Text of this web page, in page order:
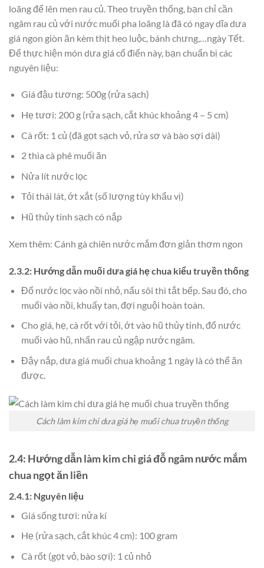
loãng để lên men rau củ. Theo truyền thống, bạn chỉ cần
ngâm rau củ với nước muối pha loãng là đã có ngay dĩa dưa
giá ngon giòn ăn kèm thịt heo luộc, bánh chưng,…ngày Tết.
Để thực hiện món dưa giá cổ điển này, bạn chuẩn bị các
nguyên liệu:
Giá đậu tương: 500g (rửa sạch)
Hẹ tươi: 200 g (rửa sạch, cắt khúc khoảng 4 – 5 cm)
Cà rốt: 1 củ (đã gọt sạch vỏ, rửa sơ và bào sợi dài)
2 thìa cà phê muối ăn
Nửa lít nước lọc
Tỏi thái lát, ớt xắt (số lượng tùy khẩu vị)
Hũ thủy tinh sạch có nắp
Xem thêm: Cánh gà chiên nước mắm đơn giản thơm ngon
2.3.2: Hướng dẫn muối dưa giá hẹ chua kiểu truyền thống
Đổ nước lọc vào nồi nhỏ, nấu sôi thì tắt bếp. Sau đó, cho
muối vào nồi, khuấy tan, đợi nguội hoàn toàn.
Cho giá, hẹ, cà rốt với tỏi, ớt vào hũ thủy tinh, đổ nước
muối vào hũ, nhấn rau củ ngập nước ngâm.
Đậy nắp, dưa giá muối chua khoảng 1 ngày là có thể ăn
được.
Cách làm kim chi dưa giá hẹ muối chua truyền thống
2.4: Hướng dẫn làm kim chi giá đỗ ngâm nước mắm
chua ngọt ăn liền
2.4.1: Nguyên liệu
Giá sống tươi: nửa kí
Hẹ (rửa sạch, cắt khúc 4 cm): 100 gram
Cà rốt (gọt vỏ, bào sợi): 1 củ nhỏ